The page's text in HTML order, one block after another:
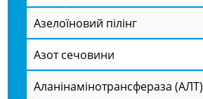
Азелоїновий пілінг
Азот сечовини
Аланінамінотрансфераза (АЛТ)